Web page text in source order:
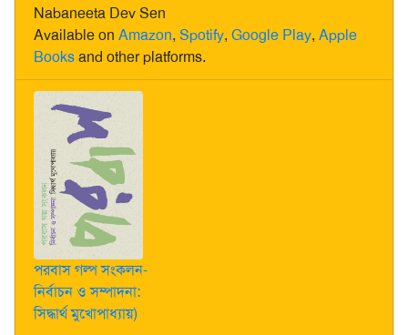
Nabaneeta Dev Sen
Available on Amazon, Spotify, Google Play, Apple
Booksand other platforms.
পরবাস গল্প সংকলন-
নির্বাচন ও সম্পাদনা:
সিদ্ধার্থ মুখোপাধ্যায়)